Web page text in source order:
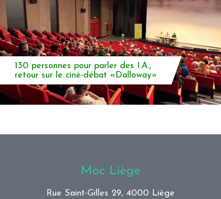
130 personnes pour parler des I.A.,
retour sur le ciné-débat «Dalloway»
Moc Liège
Rue Saint-Gilles 29, 4000 Liège